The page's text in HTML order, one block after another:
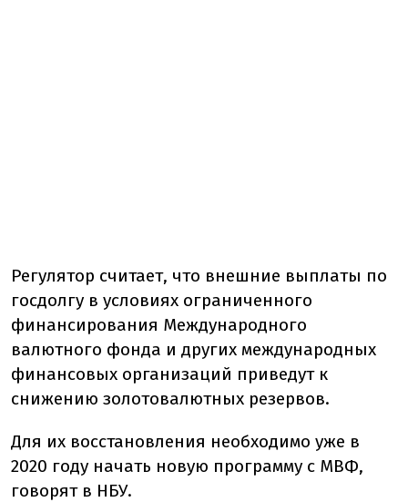
Регулятор считает, что внешние выплаты по
госдолгу в условиях ограниченного
финансирования Международного
валютного фонда и других международных
финансовых организаций приведут к
снижению золотовалютных резервов.
Для их восстановления необходимо уже в
2020 году начать новую программу с МВФ,
говорят в НБУ.